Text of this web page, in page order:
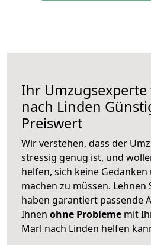
Ihr
nach Linden
Preiswert
Wir verstehen, dass der
stressig genug ist, und
helfen, sich keine
machen zu müssen. Lehnen
haben garantiert passende
Ihnen ohne Probleme mit
Marl nach Linden helfen